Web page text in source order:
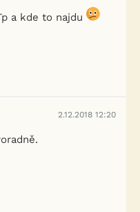
a kde to najdu
2.12.2018 12:20